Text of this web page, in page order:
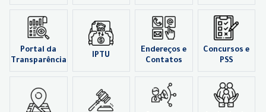
Portal da
Transparência
IPTU
Endereços e
Contatos
Concursos e
PSS